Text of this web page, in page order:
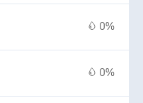
0%
0%